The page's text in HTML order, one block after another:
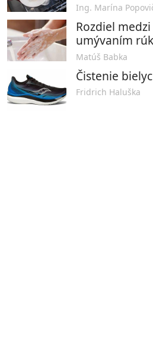
Ing. Marína
Rozdiel
umývaním rúk
Matúš Babka
Čistenie
Fridrich Haluška